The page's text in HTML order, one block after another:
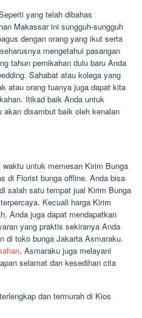
yang telah dibahas
Makassar ini sungguh-sungguh
dengan orang yang ikut serta
mengetahui pasangan
tahun pernikahan dulu baru Anda
Sahabat atau kolega yang
atau orang tuanya juga dapat kita
Itikad baik Anda untuk
akan disambut baik oleh kenalan
untuk memesan Kirim Bunga
di Florist bunga offline. Anda bisa
salah satu tempat jual Kirim Bunga
Kecuali harga Kirim
Anda juga dapat mendapatkan
yang praktis sekiranya Anda
di toko bunga Jakarta Asmaraku.
, Asmaraku juga melayani
selamat dan kesedihan cita
dan termurah di Kios